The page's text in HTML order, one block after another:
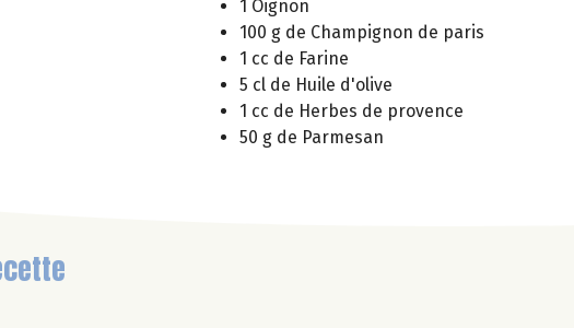
1 Oignon
100 g de Champignon de paris
1 cc de Farine
5 cl de Huile d'olive
1 cc de Herbes de provence
50 g de Parmesan